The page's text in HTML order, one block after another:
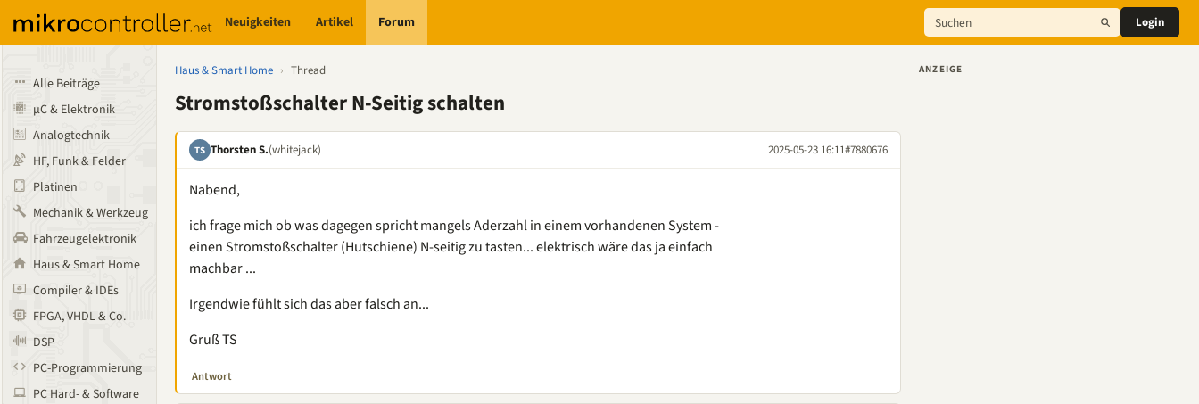
Neuigkeiten Artikel Forum Login
Alle Beiträge
µC & Elektronik
Analogtechnik
HF, Funk & Felder
Platinen
Mechanik & Werkzeug
Fahrzeugelektronik
Haus & Smart Home
Compiler & IDEs
FPGA, VHDL & Co.
DSP
PC-Programmierung
PC Hard- & Software
Haus & Smart Home › Thread
Stromstoßschalter N-Seitig schalten
TS Thorsten S.(whitejack) 2025-05-23 16:11#7880676
Nabend,
ich frage mich ob was dagegen spricht mangels Aderzahl in einem vorhandenen System -
einen Stromstoßschalter (Hutschiene) N-seitig zu tasten... elektrisch wäre das ja einfach
machbar ...
Irgendwie fühlt sich das aber falsch an...
Gruß TS
Antwort
ANZEIGE